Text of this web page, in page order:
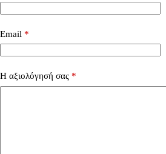
Email *
Η αξιολόγησή σας *